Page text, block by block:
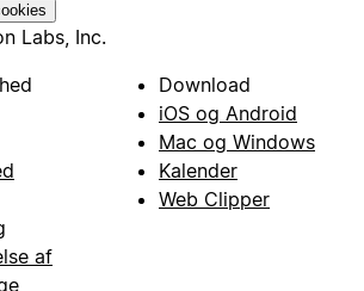
Labs, Inc.
af
Download
iOS og Android
Mac og Windows
Kalender
Web Clipper